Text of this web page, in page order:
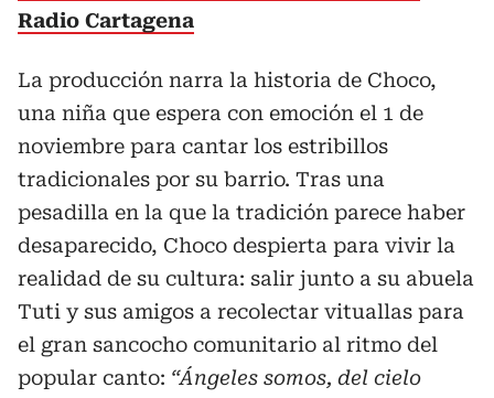
Radio Cartagena
La producción narra la historia de Choco,
una niña que espera con emoción el 1 de
noviembre para cantar los estribillos
tradicionales por su barrio. Tras una
pesadilla en la que la tradición parece haber
desaparecido, Choco despierta para vivir la
realidad de su cultura: salir junto a su abuela
Tuti y sus amigos a recolectar vituallas para
el gran sancocho comunitario al ritmo del
popular canto: “Ángeles somos, del cielo